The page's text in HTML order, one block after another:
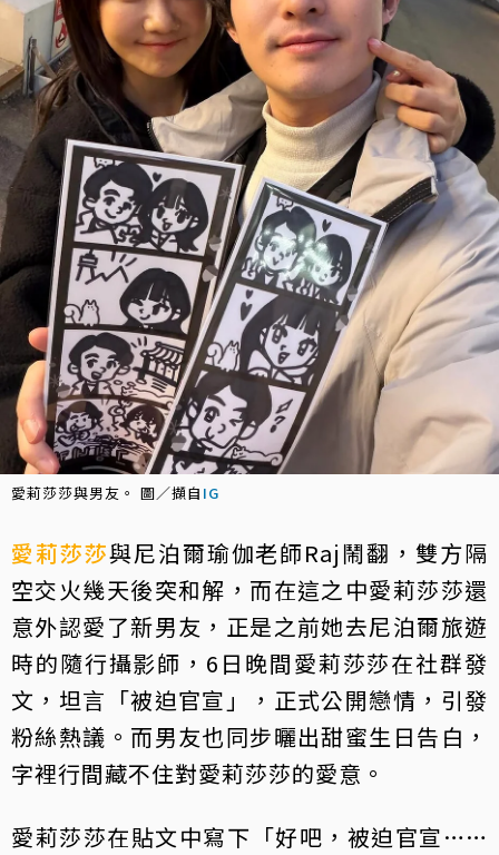
愛莉莎莎與男友。 圖／擷自 IG
愛莉莎莎與尼泊爾瑜伽老師Raj鬧翻，雙方隔
空交火幾天後突和解，而在這之中愛莉莎莎還
意外認愛了新男友，正是之前她去尼泊爾旅遊
時的隨行攝影師，6日晚間愛莉莎莎在社群發
文，坦言「被迫官宣」，正式公開戀情，引發
粉絲熱議。而男友也同步曬出甜蜜生日告白，
字裡行間藏不住對愛莉莎莎的愛意。
愛莉莎莎在貼文中寫下「好吧，被迫官宣……